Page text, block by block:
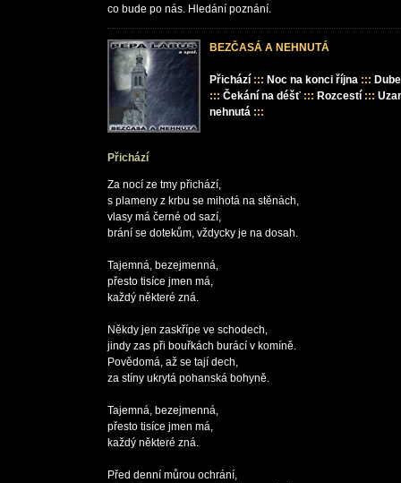
BEZČASÁ A NEHNUTÁ
Přichází ::: Noc na konci října :::
::: Čekání na déšť ::: Rozcestí :::
nehnutá :::
Přichází
Za nocí ze tmy přichází,
s plameny z krbu se mihotá na stěnách,
vlasy má černé od sazí,
brání se dotekům, vždycky je na dosah.
Tajemná, bezejmenná,
přesto tisíce jmen má,
každý některé zná.
Někdy jen zaskřípe ve schodech,
jindy zas při bouřkách burácí v komíně.
Povědomá, až se tají dech,
za stíny ukrytá pohanská bohyně.
Tajemná, bezejmenná,
přesto tisíce jmen má,
každý některé zná.
Před denní můrou ochrání,